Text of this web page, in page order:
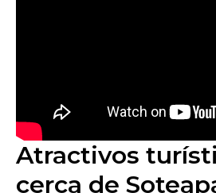
Atractivos
cerca de